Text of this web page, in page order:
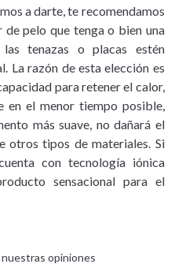
a darte, te recomendamos
de pelo que tenga o bien una
tenazas o placas estén
La razón de esta elección es
para retener el calor,
en el menor tiempo posible,
más suave, no dañará el
otros tipos de materiales. Si
con tecnología iónica
sensacional para el
opiniones